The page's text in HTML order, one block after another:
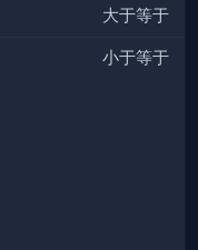
大于等于
小于等于